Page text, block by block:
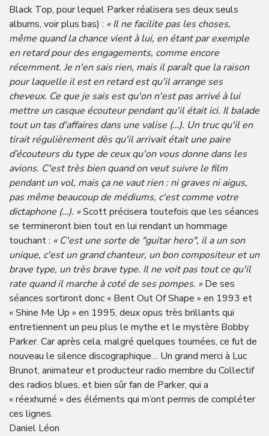
Black Top, pour lequel Parker réalisera ses deux seuls
albums, voir plus bas) : « Il ne facilite pas les choses,
même quand la chance vient à lui, en étant par exemple
en retard pour des engagements, comme encore
récemment. Je n'en sais rien, mais il paraît que la raison
pour laquelle il est en retard est qu'il arrange ses
cheveux. Ce que je sais est qu'on n'est pas arrivé à lui
mettre un casque écouteur pendant qu'il était ici. Il balade
tout un tas d'affaires dans une valise (…). Un truc qu'il en
tirait régulièrement dès qu'il arrivait était une paire
d’écouteurs du type de ceux qu'on vous donne dans les
avions. C'est très bien quand on veut suivre le film
pendant un vol, mais ça ne vaut rien : ni graves ni aigus,
pas même beaucoup de médiums, c'est comme votre
dictaphone (…). »Scott précisera toutefois que les séances
se termineront bien tout en lui rendant un hommage
touchant : « C'est une sorte de "guitar hero", il a un son
unique, c'est un grand chanteur, un bon compositeur et un
brave type, un très brave type. Il ne voit pas tout ce qu'il
rate quand il marche à coté de ses pompes. »De ses
séances sortiront donc « Bent Out Of Shape » en 1993 et
« Shine Me Up » en 1995, deux opus très brillants qui
entretiennent un peu plus le mythe et le mystère Bobby
Parker. Car après cela, malgré quelques tournées, ce fut de
nouveau le silence discographique… Un grand merci à Luc
Brunot, animateur et producteur radio membre du Collectif
des radios blues, et bien sûr fan de Parker, qui a
« réexhumé » des éléments qui m’ont permis de compléter
ces lignes.
Daniel Léon